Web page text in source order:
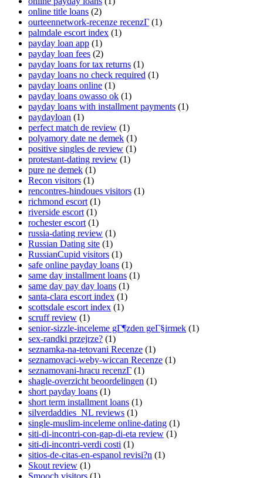
online title loans (2)
ourteennetwork-recenze recenzГ­ (1)
palmdale escort index (1)
payday loan app (1)
payday loan fees (2)
payday loans for tax returns (1)
payday loans no check required (1)
payday loans online (1)
payday loans owasso ok (1)
payday loans with installment payments (1)
paydayloan (1)
perfect match de review (1)
polyamory date ne demek (1)
positive singles de review (1)
protestant-dating review (1)
pure ne demek (1)
Recon visitors (1)
rencontres-hindoues visitors (1)
richmond escort (1)
riverside escort (1)
rochester escort (1)
russia-dating review (1)
Russian Dating site (1)
RussianCupid visitors (1)
safe online payday loans (1)
same day installment loans (1)
same day pay day loans (1)
santa-clara escort index (1)
scottsdale escort index (1)
scruff review (1)
senior-sizzle-inceleme gГ¶zden geГ§irmek (1)
sex-randki przejrze? (1)
seznamka-na-tetovani Recenze (1)
seznamovaci-weby-wiccan Recenze (1)
seznamovani-hracu recenzГ­ (1)
shagle-overzicht beoordelingen (1)
short payday loans (1)
short term installment loans (1)
silverdaddies_NL reviews (1)
single-muslim-inceleme online-dating (1)
siti-di-incontri-con-gap-di-eta review (1)
siti-di-incontri-verdi costi (1)
sitios-de-citas-en-espanol revisi?n (1)
Skout review (1)